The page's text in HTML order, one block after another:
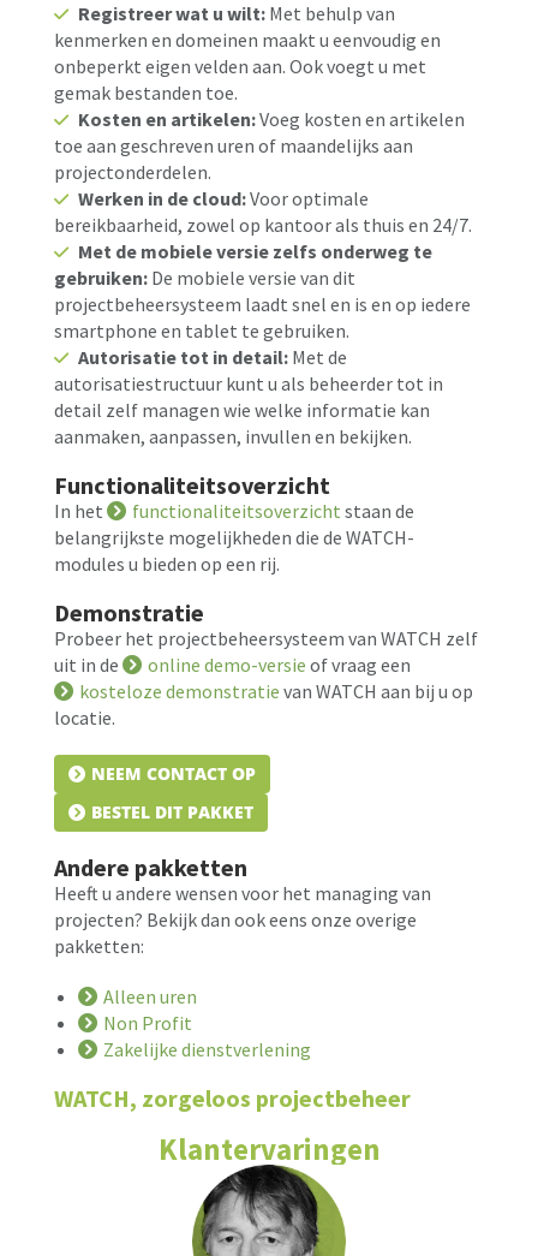
Registreer wat u wilt: Met behulp van
kenmerken en domeinen maakt u eenvoudig en
onbeperkt eigen velden aan. Ook voegt u met
gemak bestanden toe.
Kosten en artikelen:Voeg kosten en artikelen
toe aan geschreven uren of maandelijks aan
projectonderdelen.
Werken in de cloud:Voor optimale
bereikbaarheid, zowel op kantoor als thuis en 24/7.
Met de mobiele versie zelfs onderweg te
gebruiken: De mobiele versie van dit
projectbeheersysteem laadt snel en is en op iedere
smartphone en tablet te gebruiken.
Autorisatie tot in detail: Met de
autorisatiestructuur kunt u als beheerder tot in
detail zelf managen wie welke informatie kan
aanmaken, aanpassen, invullen en bekijken.
Functionaliteitsoverzicht
In het functionaliteitsoverzicht staan de
belangrijkste mogelijkheden die de WATCH-
modules u bieden op een rij.
Demonstratie
Probeer het projectbeheersysteem van WATCH zelf
uit in de
online demo-versie of vraag een
kosteloze demonstratie van WATCH aan bij u op
locatie.
NEEM CONTACT OP
BESTEL DIT PAKKET
Andere pakketten
Heeft u andere wensen voor het managing van
projecten? Bekijk dan ook eens onze overige
pakketten:
Alleen uren
Non Profit
Zakelijke dienstverlening
WATCH, zorgeloos projectbeheer
Klantervaringen